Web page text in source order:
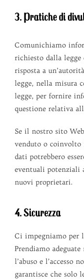
3. Pratiche di
Comunichiamo
richiesto dalla
risposta a
legge, nella misura
legge, per fornire
questione relativa
Se il nostro sito
venduto o coinvolto
dati potrebbero
eventuali potenziali
nuovi proprietari.
4. Sicurezza
Ci impegniamo per
Prendiamo
l’abuso e l’accesso
garantisce che solo